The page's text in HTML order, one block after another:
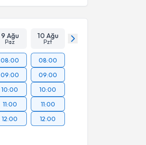
9 Ağu
Paz
10 Ağu
Pzt
08:00
09:00
10:00
11:00
12:00
08:00
09:00
10:00
11:00
12:00